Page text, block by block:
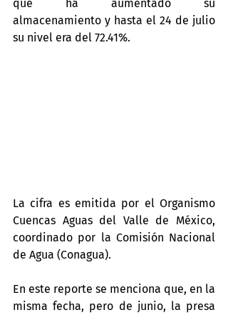
que ha aumentado su
almacenamiento y hasta el 24 de julio
su nivel era del 72.41%.
La cifra es emitida por el Organismo
Cuencas Aguas del Valle de México,
coordinado por la Comisión Nacional
de Agua (Conagua).
En este reporte se menciona que, en la
misma fecha, pero de junio, la presa